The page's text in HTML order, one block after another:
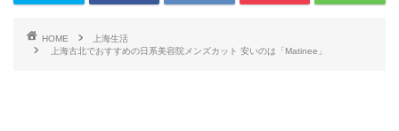
HOME
上海生活
上海古北でおすすめの日系美容院メンズカット 安いのは「Matinee」